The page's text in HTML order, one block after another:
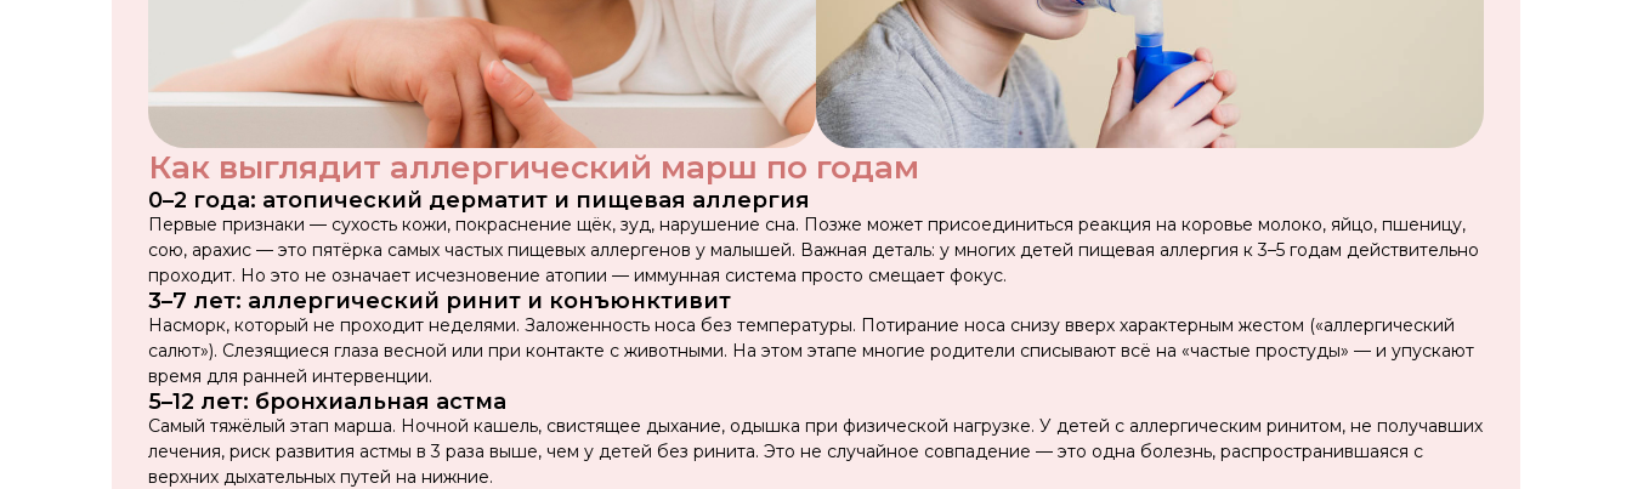
Как выглядит аллергический марш по годам
0–2 года: атопический дерматит и пищевая аллергия
Первые признаки — сухость кожи, покраснение щёк, зуд, нарушение сна. Позже может присоединиться реакция на коровье молоко, яйцо, пшеницу,
сою, арахис — это пятёрка самых частых пищевых аллергенов у малышей. Важная деталь: у многих детей пищевая аллергия к 3–5 годам действительно
проходит. Но это не означает исчезновение атопии — иммунная система просто смещает фокус.
3–7 лет: аллергический ринит и конъюнктивит
Насморк, который не проходит неделями. Заложенность носа без температуры. Потирание носа снизу вверх характерным жестом («аллергический
салют»). Слезящиеся глаза весной или при контакте с животными. На этом этапе многие родители списывают всё на «частые простуды» — и упускают
время для ранней интервенции.
5–12 лет: бронхиальная астма
Самый тяжёлый этап марша. Ночной кашель, свистящее дыхание, одышка при физической нагрузке. У детей с аллергическим ринитом, не получавших
лечения, риск развития астмы в 3 раза выше, чем у детей без ринита. Это не случайное совпадение — это одна болезнь, распространившаяся с
верхних дыхательных путей на нижние.